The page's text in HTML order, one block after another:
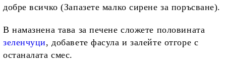
добре всичко (Запазете малко сирене за поръсване).
В намазнена тава за печене сложете половината
зеленчуци, добавете фасула и залейте отгоре с
останалата смес.